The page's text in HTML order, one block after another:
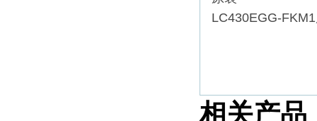
LC430EGG-
相关产品